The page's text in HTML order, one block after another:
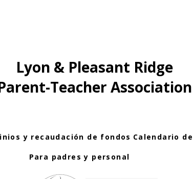
Lyon & Pleasant Ridge
Teacher Association
y recaudación de fondos Calendario
Para padres y personal